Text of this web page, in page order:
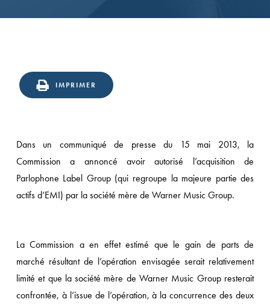
IMPRIMER
Dans un communiqué de presse du 15 mai 2013, la
Commission a annoncé avoir autorisé l’acquisition de
Parlophone Label Group (qui regroupe la majeure partie des
actifs d’EMI) par la société mère de Warner Music Group.
La Commission a en effet estimé que le gain de parts de
marché résultant de l’opération envisagée serait relativement
limité et que la société mère de Warner Music Group resterait
confrontée, à l’issue de l’opération, à la concurrence des deux